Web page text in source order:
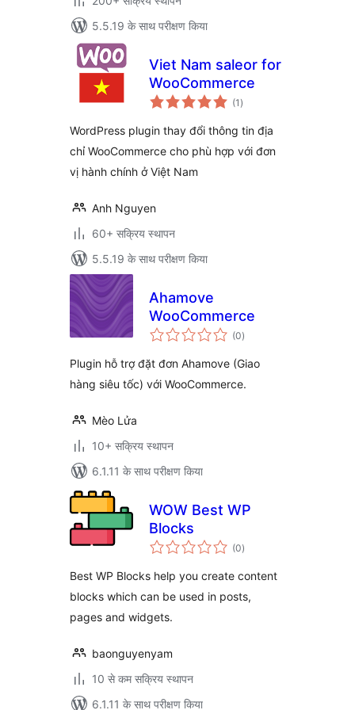
5.5.19 के साथ परीक्षण किया
Viet Nam saleor for
WooCommerce
(1 कुल
दर)
WordPress plugin thay đổi thông tin địa
chỉ WooCommerce cho phù hợp với đơn
vị hành chính ở Việt Nam
Anh Nguyen
60+ सक्रिय स्थापन
5.5.19 के साथ परीक्षण किया
Ahamove
WooCommerce
(0कुल
दर)
Plugin hỗ trợ đặt đơn Ahamove (Giao
hàng siêu tốc) với WooCommerce.
Mèo Lửa
10+ सक्रिय स्थापन
6.1.11 के साथ परीक्षण किया
WOW Best WP
Blocks
(0कुल
दर)
Best WP Blocks help you create content
blocks which can be used in posts,
pages and widgets.
baonguyenyam
10 से कम सक्रिय स्थापन
6.1.11 के साथ परीक्षण किया